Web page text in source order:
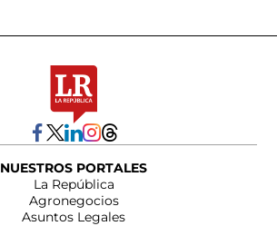
NUESTROS PORTALES
La República
Agronegocios
Asuntos Legales